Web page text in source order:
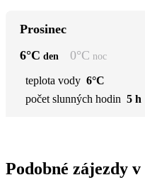
Prosinec
6°C den 0°C noc
teplota vody 6°C
počet slunných hodin 5 h
Podobné zájezdy